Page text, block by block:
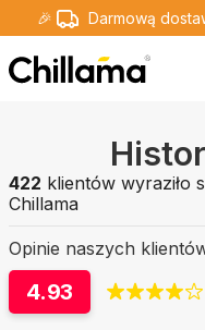
🎉 Darmową
422 klientów wyraziło
Chillama
Opinie naszych
4.93